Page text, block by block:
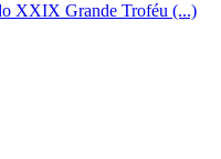
XXIX Grande Troféu (...)